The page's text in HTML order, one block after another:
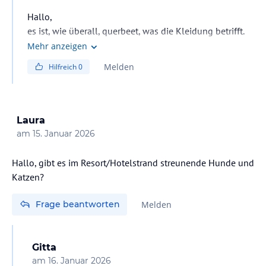
Hallo,
es ist, wie überall, querbeet, was die Kleidung betrifft.
Ich hatte immer ne leichte lange Hose an, aber die
herausgeworfen. Meine Meinung… zum Abendessen
Mehr anzeigen
Hilfreich0 Melden
Laura
am 15. Januar 2026
Hallo, gibt es im Resort/Hotelstrand streunende Hunde und
Katzen?
Frage beantworten Melden
Gitta
am 16. Januar 2026